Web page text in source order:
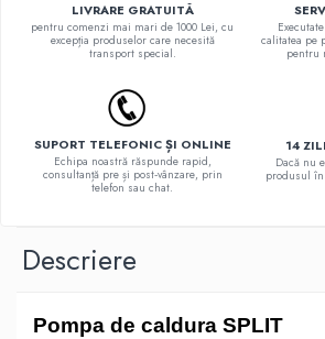
LIVRARE GRATUITĂ
pentru comenzi mai mari de 1000 Lei, cu
excepția produselor care necesită
transport special.
calitatea pe
pentru
SUPORT TELEFONIC ȘI ONLINE
Echipa noastră răspunde rapid,
consultanță pre și post‑vânzare, prin
telefon sau chat.
14
Dacă nu
produsul
Descriere
Pompa de caldura SPLIT